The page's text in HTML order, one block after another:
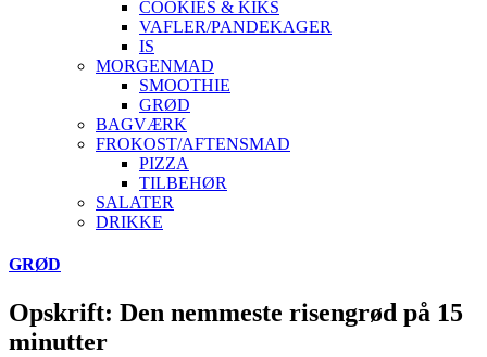
COOKIES & KIKS
VAFLER/PANDEKAGER
IS
MORGENMAD
SMOOTHIE
GRØD
BAGVÆRK
FROKOST/AFTENSMAD
PIZZA
TILBEHØR
SALATER
DRIKKE
Skip
content
GRØD
Opskrift: Den nemmeste risengrød på 15
minutter